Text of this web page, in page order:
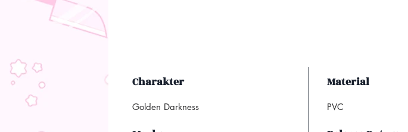
Charakter
Golden Darkness
Material
PVC